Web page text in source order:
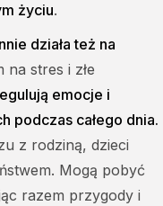
życiu.
działa też na
na stres i złe
emocje i
podczas całego dnia.
z rodziną, dzieci
Mogą pobyć
razem przygody i